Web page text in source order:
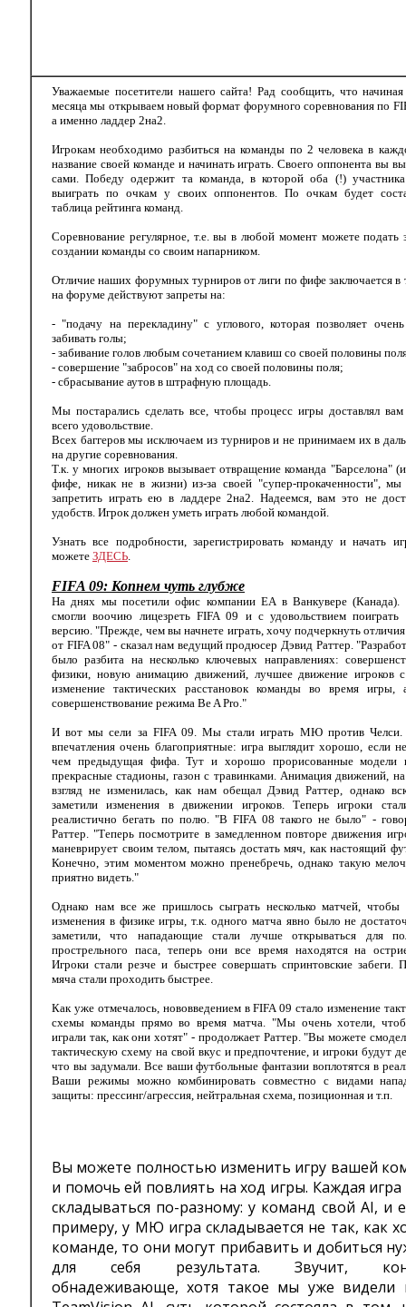
Уважаемые посетители нашего сайта! Рад сообщить, что
месяца мы открываем новый формат форумного соревнования по
а именно ладдер 2на2.
Игрокам необходимо разбиться на команды по 2 человека в
название своей команде и начинать играть. Своего оппонента вы
сами. Победу одержит та команда, в которой оба (!)
выиграть по очкам у своих оппонентов. По очкам будет
таблица рейтинга команд.
Соревнование регулярное, т.е. вы в любой момент можете подать
создании команды со своим напарником.
Отличие наших форумных турниров от лиги по фифе заключается в
на форуме действуют запреты на:
- "подачу на перекладину" с углового, которая позволяет
забивать голы;
- забивание голов любым сочетанием клавиш со своей половины
- совершение "забросов" на ход со своей половины поля;
- сбрасывание аутов в штрафную площадь.
Мы постарались сделать все, чтобы процесс игры доставлял
всего удовольствие.
Всех баггеров мы исключаем из турниров и не принимаем их в
на другие соревнования.
Т.к. у многих игроков вызывает отвращение команда "Барселона"
фифе, никак не в жизни) из-за своей "супер-прокаченности",
запретить играть ею в ладдере 2на2. Надеемся, вам это не
удобств. Игрок должен уметь играть любой командой.
Узнать все подробности, зарегистрировать команду и начать
можете ЗДЕСЬ.
FIFA 09: Копнем чуть глубже
На днях мы посетили офис компании EA в Ванкувере
смогли воочию лицезреть FIFA 09 и с удовольствием
версию. "Прежде, чем вы начнете играть, хочу подчеркнуть
от FIFA 08" - сказал нам ведущий продюсер Дэвид Раттер.
было разбита на несколько ключевых направлениях:
физики, новую анимацию движений, лучшее движение игроков
изменение тактических расстановок команды во время игры,
совершенствование режима Be A Pro."
И вот мы сели за FIFA 09. Мы стали играть МЮ против Челси.
впечатления очень благоприятные: игра выглядит хорошо, если
чем предыдущая фифа. Тут и хорошо прорисованные модели
прекрасные стадионы, газон с травинками. Анимация движений,
взгляд не изменилась, как нам обещал Дэвид Раттер, однако
заметили изменения в движении игроков. Теперь игроки
реалистично бегать по полю. "В FIFA 08 такого не было" -
Раттер. "Теперь посмотрите в замедленном повторе движения
маневрирует своим телом, пытаясь достать мяч, как настоящий
Конечно, этим моментом можно пренебречь, однако такую
приятно видеть."
Однако нам все же пришлось сыграть несколько матчей, чтобы
изменения в физике игры, т.к. одного матча явно было не
заметили, что нападающие стали лучше открываться для
прострельного паса, теперь они все время находятся на
Игроки стали резче и быстрее совершать спринтовские забеги.
мяча стали проходить быстрее.
Как уже отмечалось, нововведением в FIFA 09 стало изменение
схемы команды прямо во время матча. "Мы очень хотели,
играли так, как они хотят" - продолжает Раттер. "Вы можете
тактическую схему на свой вкус и предпочтение, и игроки будут
что вы задумали. Все ваши футбольные фантазии воплотятся в
Ваши режимы можно комбинировать совместно с видами
защиты: прессинг/агрессия, нейтральная схема, позиционная и т.п.
Вы можете полностью изменить игру вашей
и помочь ей повлиять на ход игры. Каждая игра
складываться по-разному: у команд свой AI, и
примеру, у МЮ игра складывается не так, как
команде, то они могут прибавить и добиться
для себя результата. Звучит,
обнадеживающе, хотя такое мы уже видели